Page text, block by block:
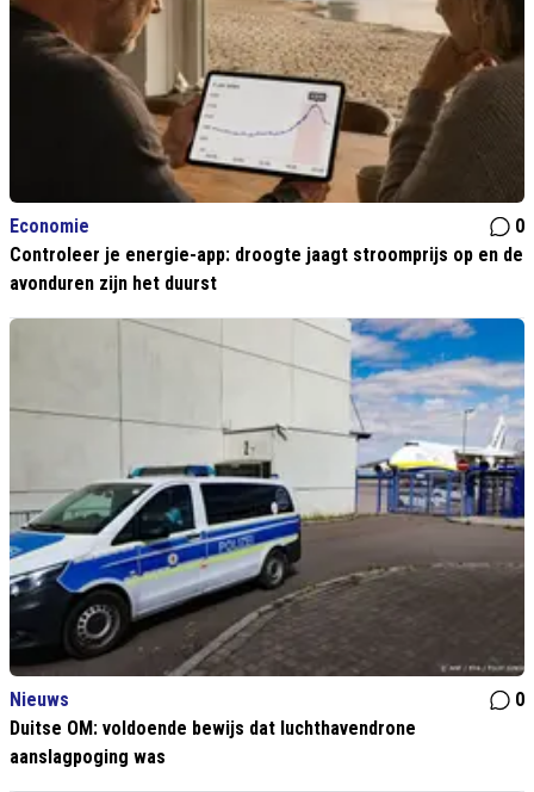
Economie
0
Controleer je energie-app: droogte jaagt stroomprijs op en de
avonduren zijn het duurst
Nieuws
0
Duitse OM: voldoende bewijs dat luchthavendrone
aanslagpoging was